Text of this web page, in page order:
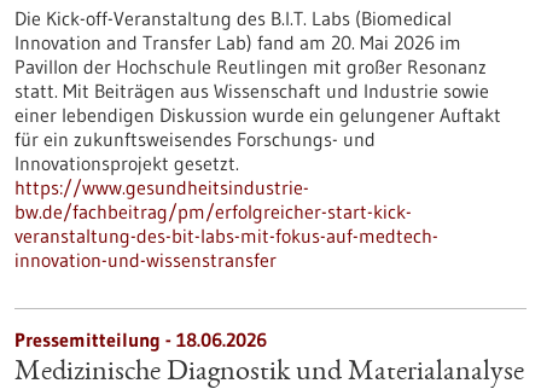
Die Kick-off-Veranstaltung des B.I.T. Labs (Biomedical
Innovation and Transfer Lab) fand am 20. Mai 2026 im
Pavillon der Hochschule Reutlingen mit großer Resonanz
statt. Mit Beiträgen aus Wissenschaft und Industrie sowie
einer lebendigen Diskussion wurde ein gelungener Auftakt
für ein zukunftsweisendes Forschungs- und
Innovationsprojekt gesetzt.
https://www.gesundheitsindustrie-
bw.de/fachbeitrag/pm/erfolgreicher-start-kick-
veranstaltung-des-bit-labs-mit-fokus-auf-medtech-
innovation-und-wissenstransfer
Pressemitteilung - 18.06.2026
Medizinische Diagnostik und Materialanalyse